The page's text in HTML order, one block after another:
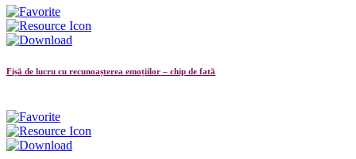
Fișă de lucru cu recunoașterea emoțiilor – chip de fată